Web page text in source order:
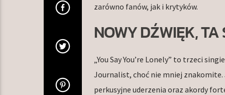
zarówno fanów, jak i krytyków.
NOWY DŹWIĘK,
„You Say You’re Lonely” to trzeci
Journalist, choć nie mniej znakomite.
perkusyjne uderzenia oraz akordy